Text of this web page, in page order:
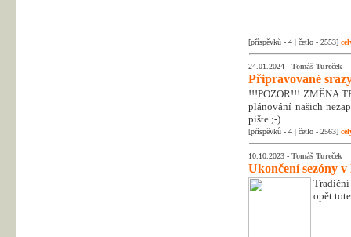
[příspěvků - 4 | četlo - 2553]
24.01.2024 - Tomáš Tureček
Připravované
!!!POZOR!!! ZMĚNA
plánování našich
pište ;-)
[příspěvků - 4 | četlo - 2563]
10.10.2023 - Tomáš Tureček
Ukončení sezóny v
opět